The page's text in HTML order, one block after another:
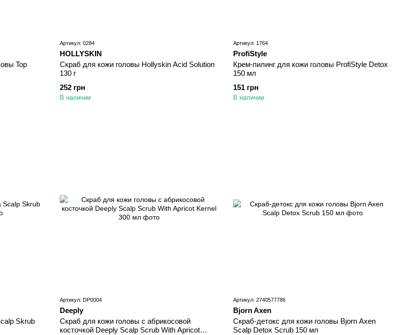
Top
Артикул: 0284
HOLLYSKIN
Скраб для кожи головы Hollyskin Acid Solution
130 г
252 грн
В наличии
Артикул: 1764
ProfiStyle
Крем-пилинг для кожи головы ProfiStyle Detox
150 мл
151 грн
В наличии
Skrub
Артикул: DP0004
Deeply
Скраб для кожи головы с абрикосовой
косточкой Deeply Scalp Scrub With Apricot
Артикул: 2740577786
Bjorn Axen
Скраб-детокс для кожи головы Bjorn Axen
Scalp Detox Scrub 150 мл